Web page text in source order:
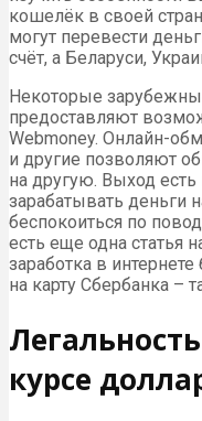
кошелёк в своей
могут перевести
счёт, а Беларуси,
Некоторые
предоставляют
Webmoney. Онлайн-
и другие позволяют
на другую. Выход
зарабатывать деньги
беспокоиться по
есть еще одна статья
заработка в
на карту Сбербанка –
курсе